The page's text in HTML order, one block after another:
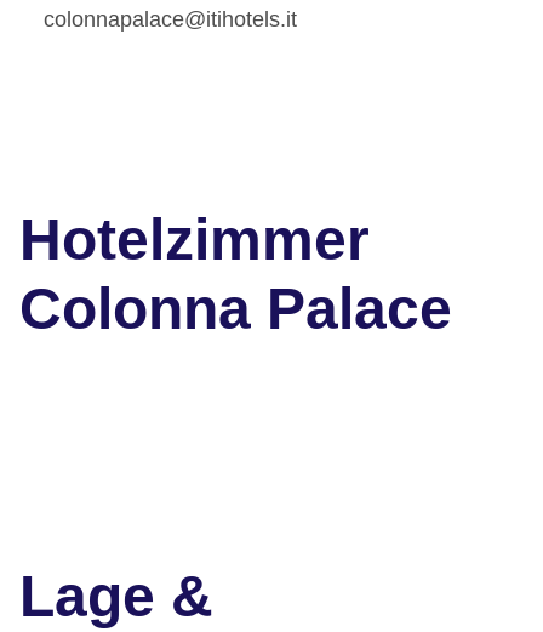
colonnapalace@itihotels.it
Hotelzimmer
Colonna Palace
Lage &